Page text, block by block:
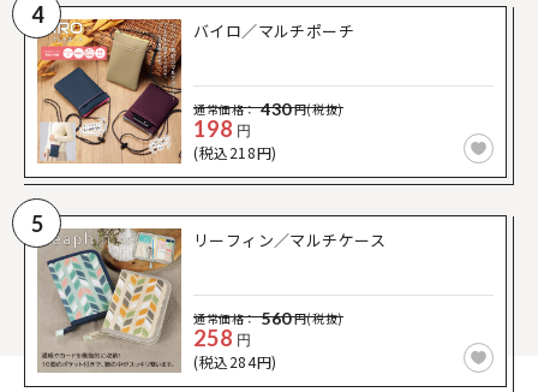
4
バイロ／マルチポーチ
通常価格： 430円(税抜)
198 円
(税込218円)
5
リーフィン／マルチケース
通常価格： 560円(税抜)
258 円
(税込284円)